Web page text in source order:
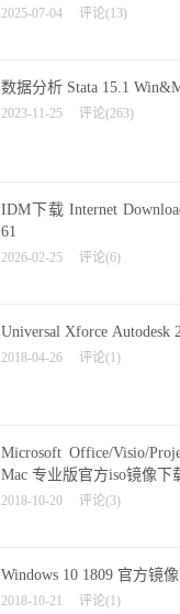
2025-07-04 评论(13)
数据分析 Stata 15.1
2023-11-25 评论(263)
IDM下载 Internet
61
2026-02-25 评论(6)
Universal Xforce Autodesk
2018-04-26 评论(1)
Microsoft Office/Visio/
Mac 专业版官方iso镜像下
2018-10-20 评论(3)
Windows 10 1809 官方镜
2018-10-21 评论(1)